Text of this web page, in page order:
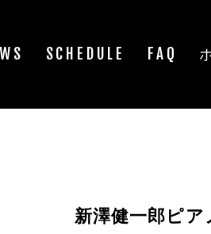
SCHEDULE FAQ
新澤健一郎ピア